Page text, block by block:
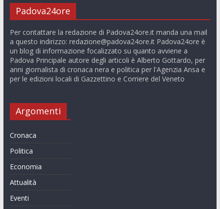
Padova24ore
Per contattare la redazione di Padova24ore.it manda una mail
a questo indirizzo: redazione@padova24ore.itPadova24ore è
un blog di informazione focalizzato su quanto avviene a
Padova Principale autore degli articoli è Alberto Gottardo, per
anni giornalista di cronaca nera e politica per l'Agenzia Ansa e
per le edizioni locali di Gazzettino e Corriere del Veneto
Argomenti
Cronaca
Politica
Economia
Attualità
Eventi